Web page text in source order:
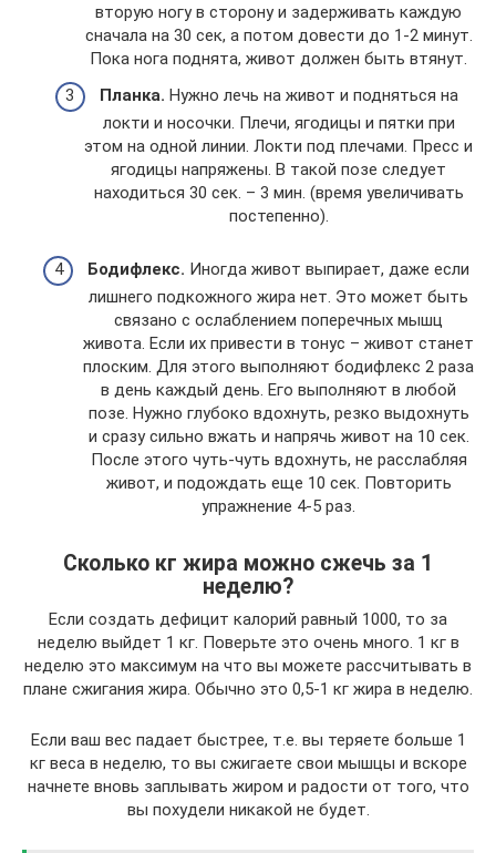
вторую ногу в сторону и задерживать каждую
сначала на 30 сек, а потом довести до 1-2 минут.
Пока нога поднята, живот должен быть втянут.
Планка. Нужно лечь на живот и подняться на
локти и носочки. Плечи, ягодицы и пятки при
этом на одной линии. Локти под плечами. Пресс и
ягодицы напряжены. В такой позе следует
находиться 30 сек. – 3 мин. (время увеличивать
постепенно).
Бодифлекс. Иногда живот выпирает, даже если
лишнего подкожного жира нет. Это может быть
связано с ослаблением поперечных мышц
живота. Если их привести в тонус – живот станет
плоским. Для этого выполняют бодифлекс 2 раза
в день каждый день. Его выполняют в любой
позе. Нужно глубоко вдохнуть, резко выдохнуть
и сразу сильно вжать и напрячь живот на 10 сек.
После этого чуть-чуть вдохнуть, не расслабляя
живот, и подождать еще 10 сек. Повторить
упражнение 4-5 раз.
Сколько кг жира можно сжечь за 1
неделю?
Если создать дефицит калорий равный 1000, то за
неделю выйдет 1 кг. Поверьте это очень много. 1 кг в
неделю это максимум на что вы можете рассчитывать в
плане сжигания жира. Обычно это 0,5-1 кг жира в неделю.
Если ваш вес падает быстрее, т.е. вы теряете больше 1
кг веса в неделю, то вы сжигаете свои мышцы и вскоре
начнете вновь заплывать жиром и радости от того, что
вы похудели никакой не будет.